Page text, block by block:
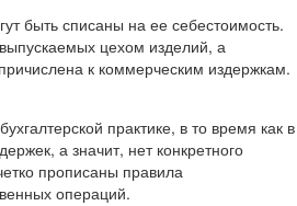
быть списаны на ее себестоимость.
цехом изделий, а
к коммерческим издержкам.
практике, в то время как в
а значит, нет конкретного
прописаны правила
операций.